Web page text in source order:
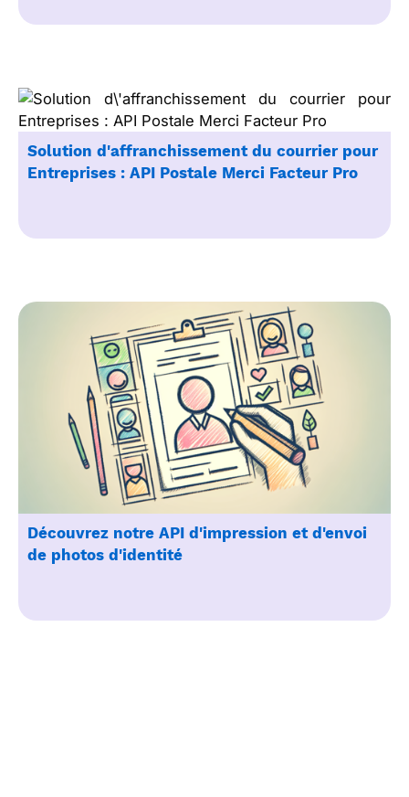
Solution d'affranchissement du courrier pour
Entreprises : API Postale Merci Facteur Pro
Découvrez notre API d'impression et d'envoi
de photos d'identité